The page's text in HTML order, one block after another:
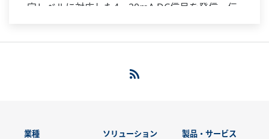
定レベルに対応した4～20mA DC信号を発信・伝
にくい方式です。コンパクトな一体形設計で、小
業種 ソリューション 製品・サービス